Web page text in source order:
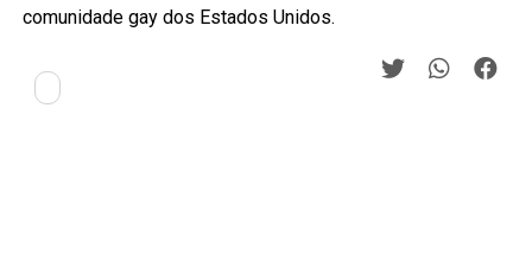
comunidade gay dos Estados Unidos.